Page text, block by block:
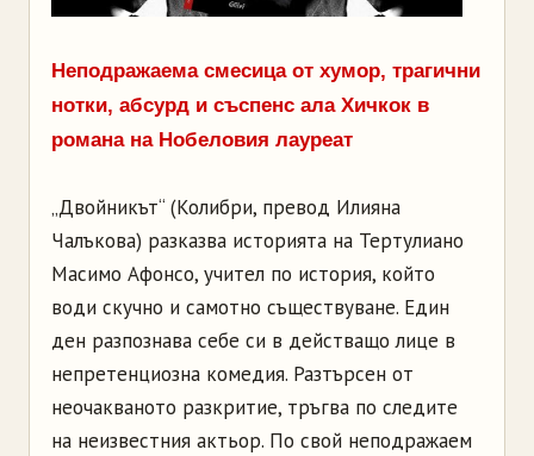
Неподражаема смесица от хумор, трагични
нотки, абсурд и съспенс ала Хичкок в
романа на Нобеловия лауреат
„Двойникът“ (Колибри, превод Илияна
Чалъкова) разказва историята на Тертулиано
Масимо Афонсо, учител по история, който
води скучно и самотно съществуване. Един
ден разпознава себе си в действащо лице в
непретенциозна комедия. Разтърсен от
неочакваното разкритие, тръгва по следите
на неизвестния актьор. По свой неподражаем